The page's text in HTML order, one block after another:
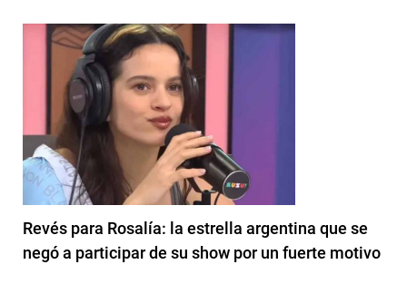
Revés para Rosalía: la estrella argentina que se
negó a participar de su show por un fuerte motivo